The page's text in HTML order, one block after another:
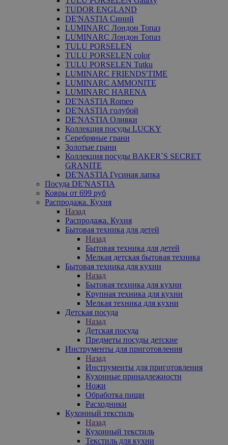
TUDOR ENGLAND
DE'NASTIA Синий
LUMINARC Лондон Топаз
LUMINARC Лондон Топаз
TULU PORSELEN
TULU PORSELEN color
TULU PORSELEN Tutku
LUMINARC FRIENDS'TIME
LUMINARC AMMONITE
LUMINARC HARENA
DE'NASTIA Romeo
DE'NASTIA голубой
DE'NASTIA Оливки
Коллекция посуды LUCKY
Серебряные грани
Золотые грани
Коллекция посуды BAKER`S SECRET
GRANITE
DE'NASTIA Гусиная лапка
Посуда DE'NASTIA
Ковры от 699 руб
Распродажа. Кухня
Назад
Распродажа. Кухня
Бытовая техника для детей
Назад
Бытовая техника для детей
Мелкая детская бытовая техника
Бытовая техника для кухни
Назад
Бытовая техника для кухни
Крупная техника для кухни
Мелкая техника для кухни
Детская посуда
Назад
Детская посуда
Предметы посуды детские
Инструменты для приготовления
Назад
Инструменты для приготовления
Кухонные принадлежности
Ножи
Обработка пищи
Расходники
Кухонный текстиль
Назад
Кухонный текстиль
Текстиль для кухни